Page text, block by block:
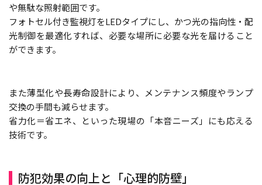
や無駄な照射範囲です。
フォトセル付き監視灯をLEDタイプにし、かつ光の指向性・配
光制御を最適化すれば、必要な場所に必要な光を届けること
ができます。
また薄型化や長寿命設計により、メンテナンス頻度やランプ
交換の手間も減らせます。
省力化＝省エネ、といった現場の「本音ニーズ」にも応える
技術です。
防犯効果の向上と「心理的防壁」